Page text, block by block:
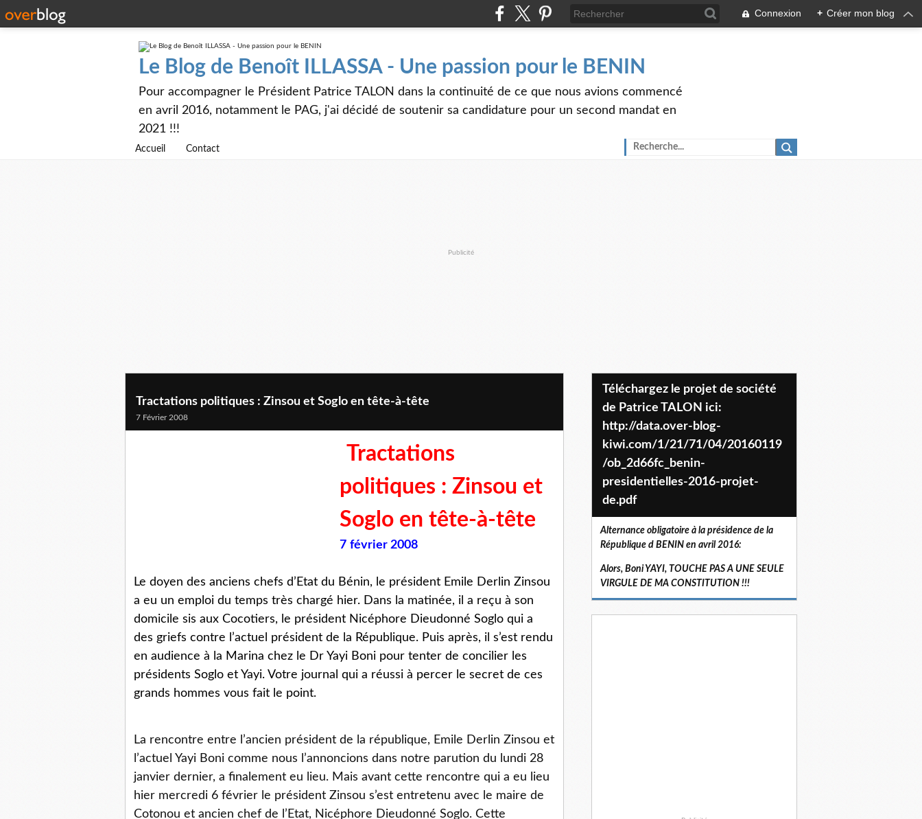
Connexion + Créer mon blog
Le Blog de Benoît ILLASSA - Une passion pour le BENIN
Pour accompagner le Président Patrice TALON dans la continuité de ce que nous avions commencé
en avril 2016, notamment le PAG, j'ai décidé de soutenir sa candidature pour un second mandat en
2021 !!!
Accueil Contact
Publicité
Tractations politiques : Zinsou et Soglo en tête-à-tête
7 Février 2008
Tractations
politiques : Zinsou et
Soglo en tête-à-tête
7 février 2008
Le doyen des anciens chefs d’Etat du Bénin, le président Emile Derlin Zinsou
a eu un emploi du temps très chargé hier. Dans la matinée, il a reçu à son
domicile sis aux Cocotiers, le président Nicéphore Dieudonné Soglo qui a
des griefs contre l’actuel président de la République. Puis après, il s’est rendu
en audience à la Marina chez le Dr Yayi Boni pour tenter de concilier les
présidents Soglo et Yayi. Votre journal qui a réussi à percer le secret de ces
grands hommes vous fait le point.
La rencontre entre l’ancien président de la république, Emile Derlin Zinsou et
l’actuel Yayi Boni comme nous l’annoncions dans notre parution du lundi 28
janvier dernier, a finalement eu lieu. Mais avant cette rencontre qui a eu lieu
hier mercredi 6 février le président Zinsou s’est entretenu avec le maire de
Cotonou et ancien chef de l’Etat, Nicéphore Dieudonné Soglo. Cette
Téléchargez le projet de société
de Patrice TALON ici:
http://data.over-blog-
kiwi.com/1/21/71/04/20160119
/ob_2d66fc_benin-
presidentielles-2016-projet-
de.pdf
Alternance obligatoire à la présidence de la
République d BENIN en avril 2016:
Alors, Boni YAYI, TOUCHE PAS A UNE SEULE
VIRGULE DE MA CONSTITUTION !!!